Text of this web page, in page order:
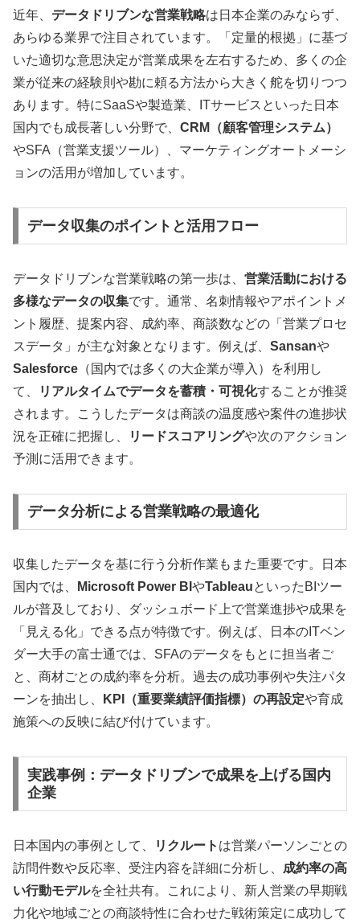
近年、 データドリブンな営業戦略は日本企業のみならず、
あらゆる業界で注目されています。「定量的根拠」に基づ
いた適切な意思決定が営業成果を左右するため、多くの企
業が従来の経験則や勘に頼る方法から大きく舵を切りつつ
あります。特にSaaSや製造業、ITサービスといった日本
国内でも成長著しい分野で、 CRM（顧客管理システム）
やSFA（営業支援ツール）、マーケティングオートメーシ
ョンの活用が増加しています。
データ収集のポイントと活用フロー
データドリブンな営業戦略の第一歩は、 営業活動における
多様なデータの収集です。通常、名刺情報やアポイントメ
ント履歴、提案内容、成約率、商談数などの「営業プロセ
スデータ」が主な対象となります。例えば、 Sansanや
Salesforce （国内では多くの大企業が導入）を利用し
て、
リアルタイムでデータを蓄積・可視化することが推奨
されます。こうしたデータは商談の温度感や案件の進捗状
況を正確に把握し、
リードスコアリングや次のアクション
予測に活用できます。
データ分析による営業戦略の最適化
収集したデータを基に行う分析作業もまた重要です。日本
国内では、
Microsoft Power BI やTableauといったBIツー
ルが普及しており、ダッシュボード上で営業進捗や成果を
「見える化」できる点が特徴です。例えば、日本のITベン
ダー大手の富士通では、SFAのデータをもとに担当者ご
と、商材ごとの成約率を分析。過去の成功事例や失注パタ
ーンを抽出し、
KPI（重要業績評価指標）の再設定や育成
施策への反映に結び付けています。
実践事例：データドリブンで成果を上げる国内
企業
日本国内の事例として、 リクルート は営業パーソンごとの
訪問件数や反応率、受注内容を詳細に分析し、 成約率の高
い行動モデルを全社共有。これにより、新人営業の早期戦
力化や地域ごとの商談特性に合わせた戦術策定に成功して